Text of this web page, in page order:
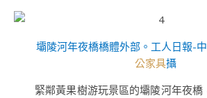
壩陵河年夜橋橋體外部。工人日報-
公家具攝
緊鄰黃果樹游玩景區的壩陵河年夜橋